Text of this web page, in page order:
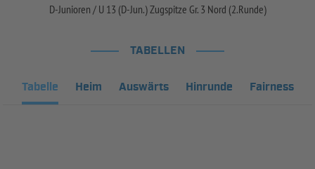
D-Junioren / U 13 (D-Jun.) Zugspitze Gr. 3 Nord (2.Runde)
TABELLEN
Tabelle Heim Auswärts Hinrunde Fairness